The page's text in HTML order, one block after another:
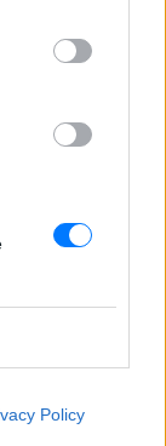
Policy
το Μπαλί
Παρίσι ‑